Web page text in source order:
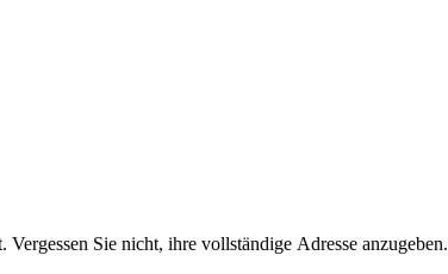
Sie nicht, ihre vollständige Adresse anzugeben.